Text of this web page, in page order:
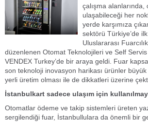
çalışma
ulaşabileceği her
yerde karşımıza
sektörü Türkiye’de
Uluslararası
düzenlenen Otomat Teknolojileri ve Self
VENDEX Turkey’de bir araya geldi. Fuar
son teknoloji inovasyon harikası ürünler
yerli üretim olması ile de dikkatleri üzerine
İstanbulkart sadece ulaşım için
Otomatlar ödeme ve takip sistemleri üreten
sergilendiği fuar, İstanbullulara da önemli bir